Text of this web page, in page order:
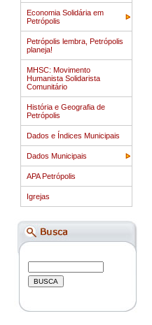
Economia Solidária em
Petrópolis
Petrópolis lembra, Petrópolis
planeja!
MHSC: Movimento
Humanista Solidarista
Comunitário
História e Geografia de
Petrópolis
Dados e Índices Municipais
Dados Municipais
APA Petrópolis
Igrejas